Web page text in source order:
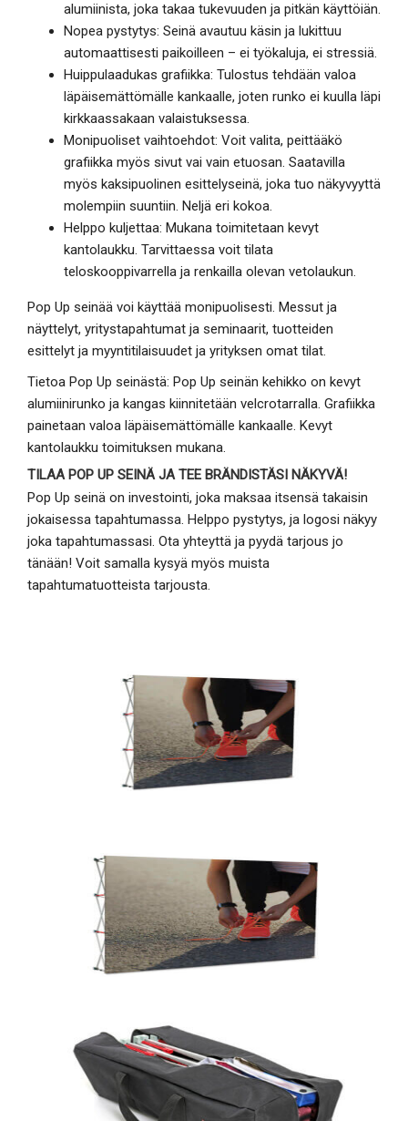
alumiinista, joka takaa tukevuuden ja pitkän käyttöiän.
Nopea pystytys: Seinä avautuu käsin ja lukittuu
automaattisesti paikoilleen – ei työkaluja, ei stressiä.
Huippulaadukas grafiikka: Tulostus tehdään valoa
läpäisemättömälle kankaalle, joten runko ei kuulla läpi
kirkkaassakaan valaistuksessa.
Monipuoliset vaihtoehdot: Voit valita, peittääkö
grafiikka myös sivut vai vain etuosan. Saatavilla
myös kaksipuolinen esittelyseinä, joka tuo näkyvyyttä
molempiin suuntiin. Neljä eri kokoa.
Helppo kuljettaa: Mukana toimitetaan kevyt
kantolaukku. Tarvittaessa voit tilata
teloskooppivarrella ja renkailla olevan vetolaukun.
Pop Up seinää voi käyttää monipuolisesti. Messut ja
näyttelyt, yritystapahtumat ja seminaarit, tuotteiden
esittelyt ja myyntitilaisuudet ja yrityksen omat tilat.
Tietoa Pop Up seinästä: Pop Up seinän kehikko on kevyt
alumiinirunko ja kangas kiinnitetään velcrotarralla. Grafiikka
painetaan valoa läpäisemättömälle kankaalle. Kevyt
kantolaukku toimituksen mukana.
TILAA POP UP SEINÄ JA TEE BRÄNDISTÄSI NÄKYVÄ!
Pop Up seinä on investointi, joka maksaa itsensä takaisin
jokaisessa tapahtumassa. Helppo pystytys, ja logosi näkyy
joka tapahtumassasi. Ota yhteyttä ja pyydä tarjous jo
tänään! Voit samalla kysyä myös muista
tapahtumatuotteista tarjousta.